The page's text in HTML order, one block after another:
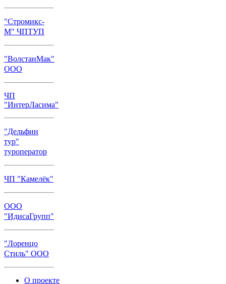
"Стромикс-
М" ЧПТУП
"ВолстанМак"
ООО
ЧП
"ИнтерЛасима"
"Дельфин
тур"
туроператор
ЧП "Камелёк"
ООО
"ИдисаГрупп"
"Лоренцо
Стиль" ООО
О проекте